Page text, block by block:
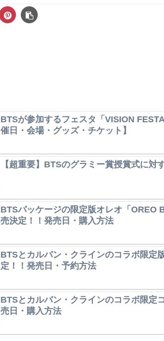
BTSが参加するフェスタ「VISION
催日・会場・グッズ・チケット】
【超重要】BTSのグラミー賞授賞式に対
BTSパッケージの限定版オレオ「OREO
売決定！！発売日・購入方法
BTSとカルバン・クラインのコラボ限定
定！！発売日・予約方法
BTSとカルバン・クラインのコラボ限定
売日・購入方法